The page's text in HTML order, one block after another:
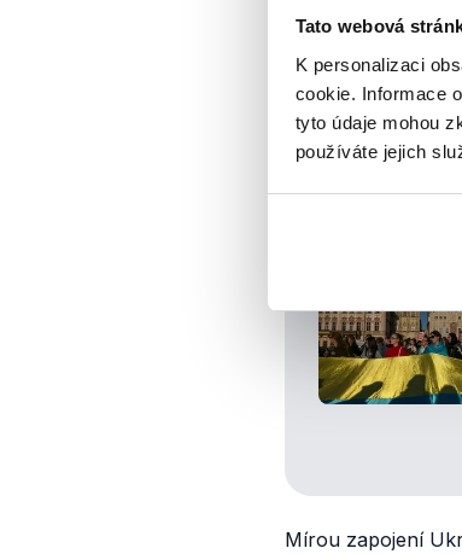
Tato webová
K personalizaci
cookie. Informace
tyto údaje mohou
používáte jejich
pobývají po dobu
v Česku základní
téměř 40 tisíc
12 tisíc
oprávnění v
vychází, že se v
školu
Mírou zapojení